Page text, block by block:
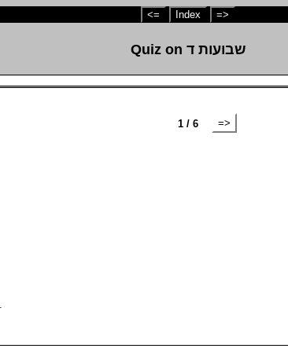
<= Index =>
Quiz on שבועות ד
1 / 6
=>